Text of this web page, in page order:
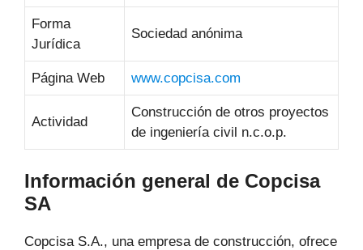
Forma
Jurídica
Sociedad anónima
Página Web www.copcisa.com
Actividad
Construcción de otros proyectos
de ingeniería civil n.c.o.p.
Información general de Copcisa
SA
Copcisa S.A., una empresa de construcción, ofrece